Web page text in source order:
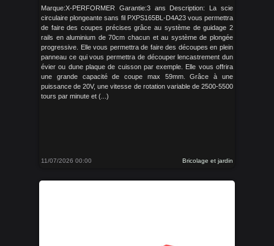
Marque:X-PERFORMER Garantie:3 ans Description: La scie
circulaire plongeante sans fil PXPS165BL-D4A23 vous permettra
de faire des coupes précises grâce au système de guidage 2
rails en aluminium de 70cm chacun et au système de plongée
progressive. Elle vous permettra de faire des découpes en plein
panneau ce qui vous permettra de découper lencastrement dun
évier ou dune plaque de cuisson par exemple. Elle vous offrira
une grande capacité de coupe max 59mm. Grâce à une
puissance de 20V, une vitesse de rotation variable de 2500-5500
tours par minute et (...)
11/07/2026 00:00 Bricolage et jardin